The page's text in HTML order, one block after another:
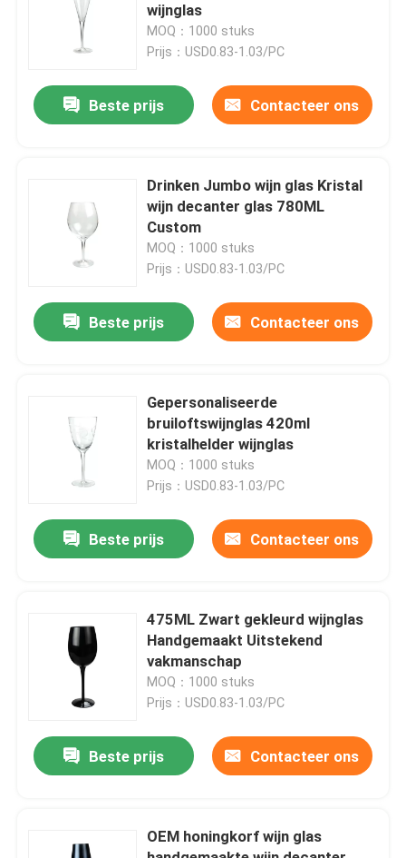
Huis
Over ons
Kwaliteitscontrole
Neem contact met ons op
Vraag een offerte
lege glaspotten
De Flessen van de glasverspreider
wijnglas
MOQ：1000 stuks
Prijs：USD0.83-1.03/PC
Beste prijs Contacteer ons
Drinken Jumbo wijn glas Kristal
wijn decanter glas 780ML
Custom
MOQ：1000 stuks
Prijs：USD0.83-1.03/PC
Beste prijs Contacteer ons
Gepersonaliseerde
bruiloftswijnglas 420ml
kristalhelder wijnglas
MOQ：1000 stuks
Prijs：USD0.83-1.03/PC
Beste prijs Contacteer ons
475ML Zwart gekleurd wijnglas
Handgemaakt Uitstekend
vakmanschap
MOQ：1000 stuks
Prijs：USD0.83-1.03/PC
Beste prijs Contacteer ons
OEM honingkorf wijn glas